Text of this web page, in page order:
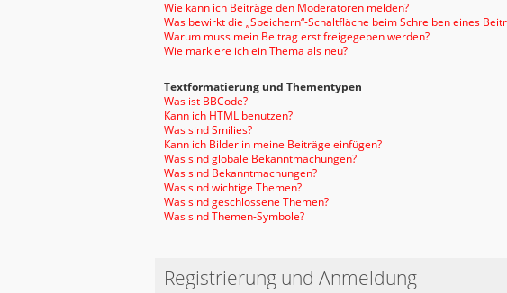
Wie kann ich Beiträge den Moderatoren melden?
Was bewirkt die „Speichern“-Schaltfläche beim Schreiben eines
Warum muss mein Beitrag erst freigegeben werden?
Wie markiere ich ein Thema als neu?
Textformatierung und Thementypen
Was ist BBCode?
Kann ich HTML benutzen?
Was sind Smilies?
Kann ich Bilder in meine Beiträge einfügen?
Was sind globale Bekanntmachungen?
Was sind Bekanntmachungen?
Was sind wichtige Themen?
Was sind geschlossene Themen?
Was sind Themen-Symbole?
Registrierung und Anmeldung